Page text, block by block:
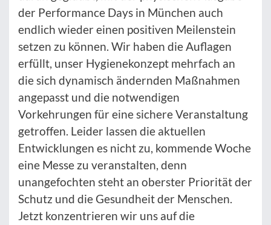
der Performance Days in München auch
endlich wieder einen positiven Meilenstein
setzen zu können. Wir haben die Auflagen
erfüllt, unser Hygienekonzept mehrfach an
die sich dynamisch ändernden Maßnahmen
angepasst und die notwendigen
Vorkehrungen für eine sichere Veranstaltung
getroffen. Leider lassen die aktuellen
Entwicklungen es nicht zu, kommende Woche
eine Messe zu veranstalten, denn
unangefochten steht an oberster Priorität der
Schutz und die Gesundheit der Menschen.
Jetzt konzentrieren wir uns auf die